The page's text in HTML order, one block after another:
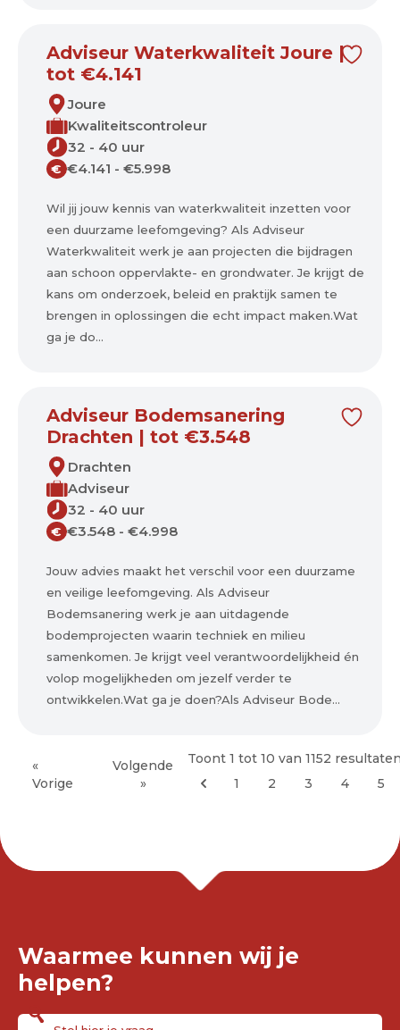
Adviseur Waterkwaliteit Joure |
tot €4.141
Joure
Kwaliteitscontroleur
32 - 40 uur
€ €4.141 - €5.998
Wil jij jouw kennis van waterkwaliteit inzetten voor
een duurzame leefomgeving? Als Adviseur
Waterkwaliteit werk je aan projecten die bijdragen
aan schoon oppervlakte- en grondwater. Je krijgt de
kans om onderzoek, beleid en praktijk samen te
brengen in oplossingen die echt impact maken.Wat
ga je do...
Adviseur Bodemsanering
Drachten | tot €3.548
Drachten
Adviseur
32 - 40 uur
€ €3.548 - €4.998
Jouw advies maakt het verschil voor een duurzame
en veilige leefomgeving. Als Adviseur
Bodemsanering werk je aan uitdagende
bodemprojecten waarin techniek en milieu
samenkomen. Je krijgt veel verantwoordelijkheid én
volop mogelijkheden om jezelf verder te
ontwikkelen.Wat ga je doen?Als Adviseur Bode...
«
Vorige
Volgende
»
Toont 1 tot 10 van 1152
1
2 3 4 5
Waarmee kunnen wij je
helpen?